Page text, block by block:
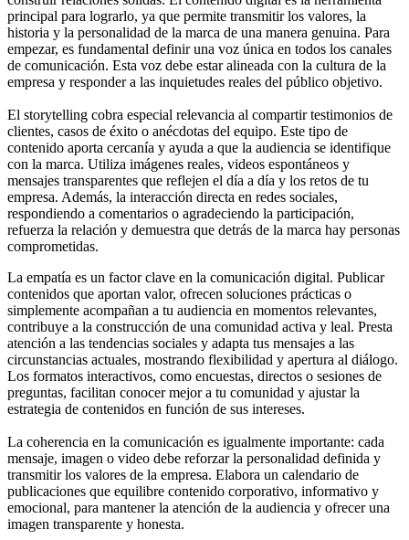
principal para lograrlo, ya que permite transmitir los valores, la
historia y la personalidad de la marca de una manera genuina. Para
empezar, es fundamental definir una voz única en todos los canales
de comunicación. Esta voz debe estar alineada con la cultura de la
empresa y responder a las inquietudes reales del público objetivo.
El storytelling cobra especial relevancia al compartir testimonios de
clientes, casos de éxito o anécdotas del equipo. Este tipo de
contenido aporta cercanía y ayuda a que la audiencia se identifique
con la marca. Utiliza imágenes reales, videos espontáneos y
mensajes transparentes que reflejen el día a día y los retos de tu
empresa. Además, la interacción directa en redes sociales,
respondiendo a comentarios o agradeciendo la participación,
refuerza la relación y demuestra que detrás de la marca hay personas
comprometidas.
La empatía es un factor clave en la comunicación digital. Publicar
contenidos que aportan valor, ofrecen soluciones prácticas o
simplemente acompañan a tu audiencia en momentos relevantes,
contribuye a la construcción de una comunidad activa y leal. Presta
atención a las tendencias sociales y adapta tus mensajes a las
circunstancias actuales, mostrando flexibilidad y apertura al diálogo.
Los formatos interactivos, como encuestas, directos o sesiones de
preguntas, facilitan conocer mejor a tu comunidad y ajustar la
estrategia de contenidos en función de sus intereses.
La coherencia en la comunicación es igualmente importante: cada
mensaje, imagen o video debe reforzar la personalidad definida y
transmitir los valores de la empresa. Elabora un calendario de
publicaciones que equilibre contenido corporativo, informativo y
emocional, para mantener la atención de la audiencia y ofrecer una
imagen transparente y honesta.